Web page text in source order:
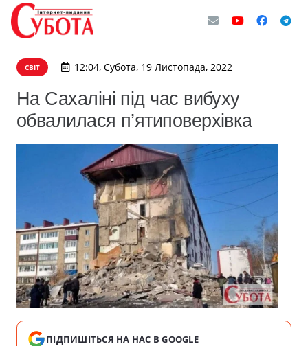
СВІТ 12:04, Субота, 19 Листопада, 2022
На Сахаліні під час вибуху
обвалилася п’ятиповерхівка
ПІДПИШІТЬСЯ НА НАС В GOOGLE